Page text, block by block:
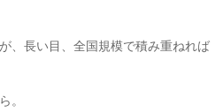
、長い目、全国規模で積み重ねれば
。